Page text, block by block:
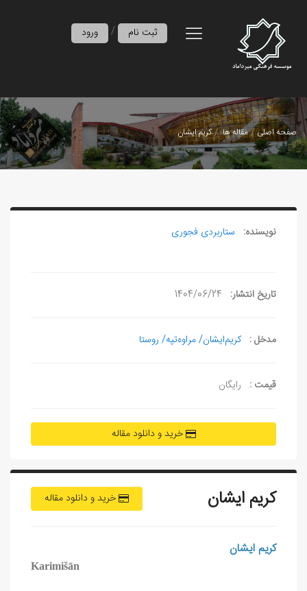
ورود / ثبت نام
صفحه اصلی مقاله ها کریم‌ ایشان
نویسنده: ستاربردی فجوری
تاریخ انتشار: 1404/06/24
مدخل : کریم‌ایشان/ مراوه‌تپه/ روستا
قیمت : رایگان
خرید و دانلود مقاله
خرید و دانلود مقاله کریم‌ ایشان
کریم‌ ایشان
Karimišān